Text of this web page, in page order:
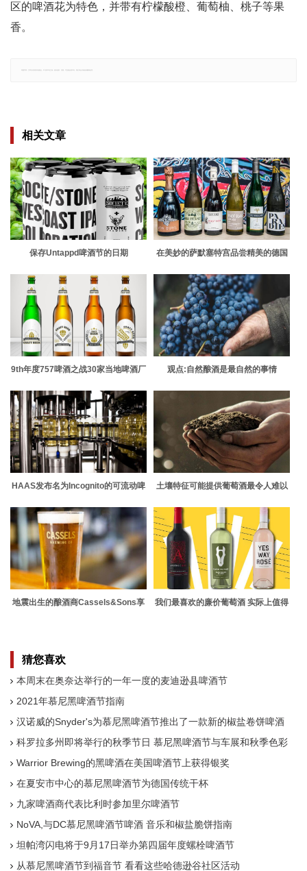
区的啤酒花为特色，并带有柠檬酸橙、葡萄柚、桃子等果
香。
相关文章
保存Untappd啤酒节的日期
在美妙的萨默塞特宫品尝精美的德国
9th年度757啤酒之战30家当地啤酒厂 观点:自然酿酒是最自然的事情
HAAS发布名为Incognito的可流动啤
失和清理
土壤特征可能提供葡萄酒最令人难以
地震出生的酿酒商Cassels&Sons享
我们最喜欢的廉价葡萄酒 实际上值得
猜您喜欢
本周末在奥奈达举行的一年一度的麦迪逊县啤酒节
2021年慕尼黑啤酒节指南
汉诺威的Snyder's为慕尼黑啤酒节推出了一款新的椒盐卷饼啤酒
科罗拉多州即将举行的秋季节日 慕尼黑啤酒节与车展和秋季色彩
Warrior Brewing的黑啤酒在美国啤酒节上获得银奖
在夏安市中心的慕尼黑啤酒节为德国传统干杯
九家啤酒商代表比利时参加里尔啤酒节
NoVA,与DC慕尼黑啤酒节啤酒 音乐和椒盐脆饼指南
坦帕湾闪电将于9月17日举办第四届年度螺栓啤酒节
从慕尼黑啤酒节到福音节 看看这些哈德逊谷社区活动